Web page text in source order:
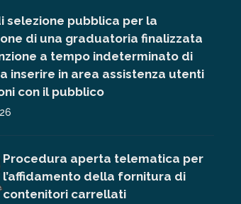
selezione pubblica per la
di una graduatoria finalizzata
a tempo indeterminato di
inserire in area assistenza utenti
con il pubblico
Procedura aperta telematica per
l’affidamento della fornitura di
contenitori carrellati